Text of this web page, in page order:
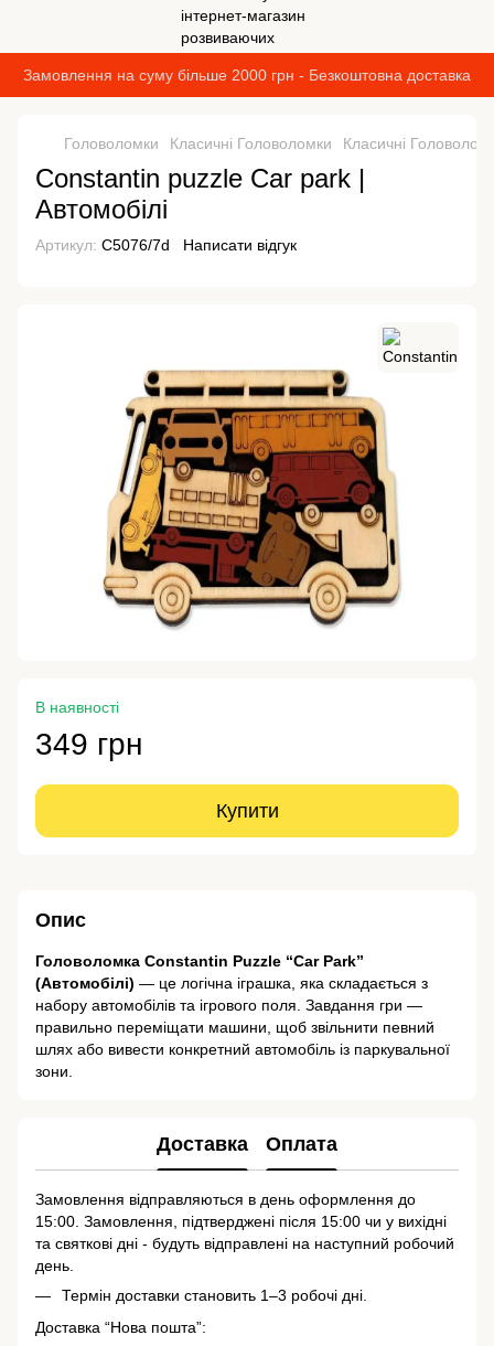
Замовлення на суму більше 2000 грн - Безкоштовна доставка
Головоломки Класичні Головоломки Класичні
Constantin puzzle Car park |
Автомобілі
Артикул: C5076/7d Написати відгук
В наявності
349 грн
Купити
Опис
Головоломка Constantin Puzzle “Car Park”
(Автомобілі) — це логічна іграшка, яка складається з
набору автомобілів та ігрового поля. Завдання гри —
правильно переміщати машини, щоб звільнити певний
шлях або вивести конкретний автомобіль із паркувальної
зони.
Доставка Оплата
Замовлення відправляються в день оформлення до
15:00. Замовлення, підтверджені після 15:00 чи у вихідні
та святкові дні - будуть відправлені на наступний робочий
день.
Термін доставки становить 1–3 робочі дні.
Доставка “Нова пошта”: